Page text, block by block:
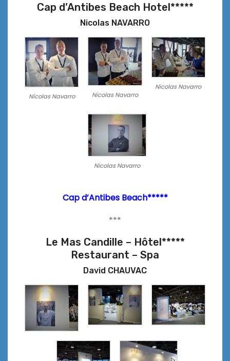
Cap d’Antibes Beach Hotel*****
Nicolas NAVARRO
Nicolas Navarro Nicolas Navarro
Nicolas Navarro
Nicolas Navarro
Cap d’Antibes Beach*****
***
Le Mas Candille – Hôtel*****
Restaurant – Spa
David CHAUVAC